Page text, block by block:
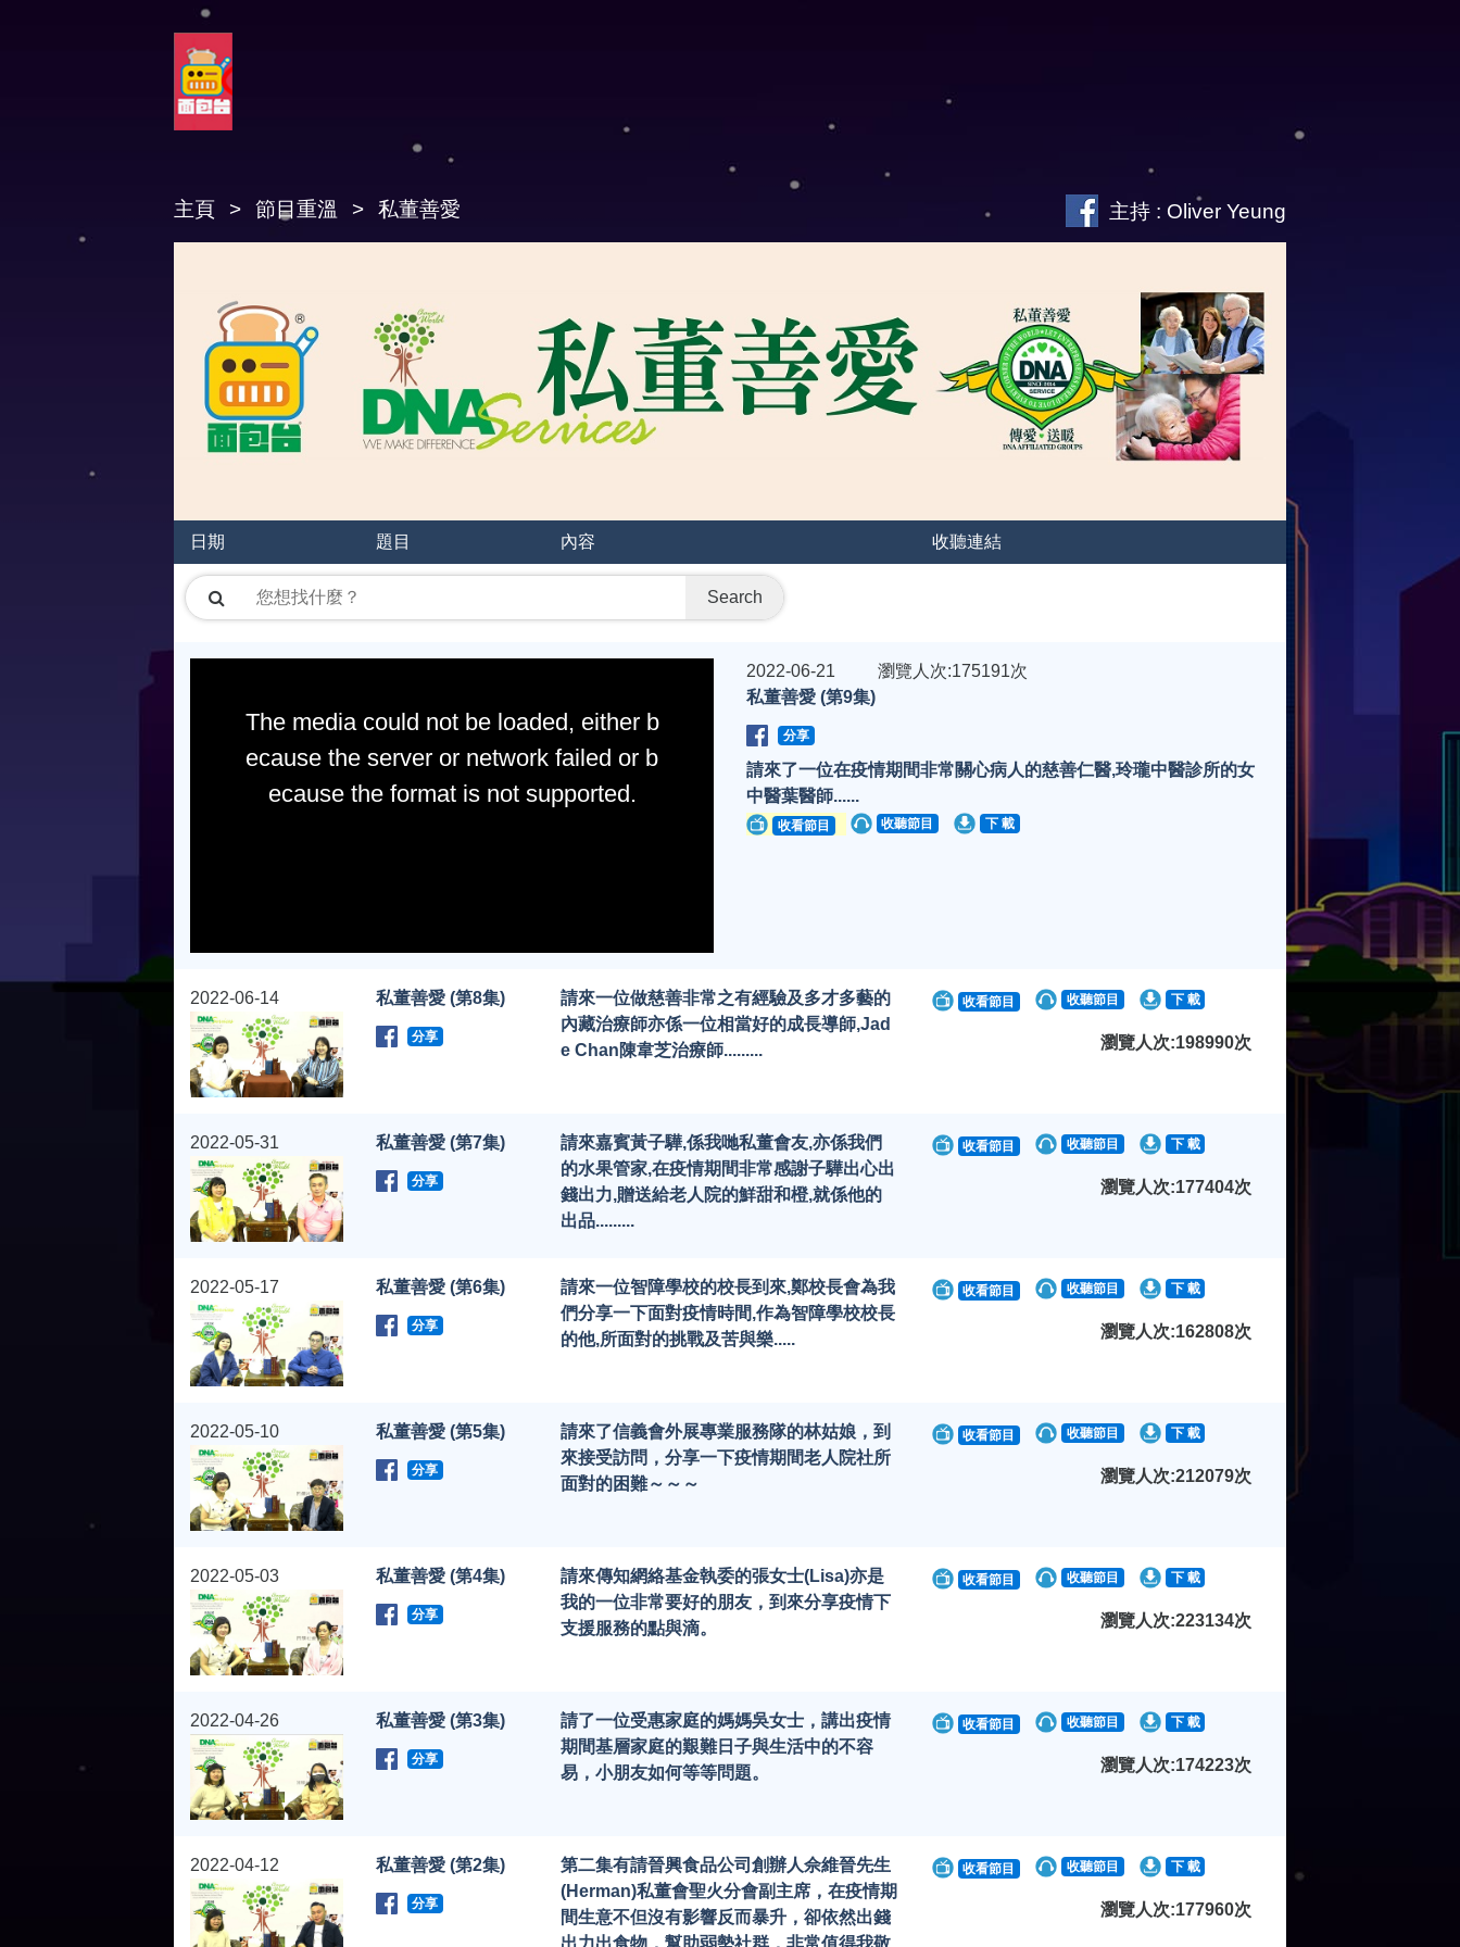
主頁 節目重溫 私董善愛 主持 : Oliver Yeung
日期 題目 內容 收聽連結
Search
The media could not be loaded, either b
ecause the server or network failed or b
ecause the format is not supported.
2022-06-21
瀏覽人次:175191次
私董善愛 (第9集)
分享
請來了一位在疫情期間非常關心病人的慈善仁醫,玲瓏中醫診所的女
中醫葉醫師......
收看節目 收聽節目 下 載
2022-06-14 私董善愛 (第8集)
分享
請來一位做慈善非常之有經驗及多才多藝的
內藏治療師亦係一位相當好的成長導師,Jad
e Chan陳韋芝治療師.........
收看節目 收聽節目 下 載
瀏覽人次:198990次
2022-05-31 私董善愛 (第7集)
分享
請來嘉賓黃子驊,係我哋私董會友,亦係我們
的水果管家,在疫情期間非常感謝子驊出心出
錢出力,贈送給老人院的鮮甜和橙,就係他的
出品.........
收看節目 收聽節目 下 載
瀏覽人次:177404次
2022-05-17 私董善愛 (第6集)
分享
請來一位智障學校的校長到來,鄭校長會為我
們分享一下面對疫情時間,作為智障學校校長
的他,所面對的挑戰及苦與樂.....
收看節目 收聽節目 下 載
瀏覽人次:162808次
2022-05-10 私董善愛 (第5集)
分享
請來了信義會外展專業服務隊的林姑娘，到
來接受訪問，分享一下疫情期間老人院社所
面對的困難～～～
收看節目 收聽節目 下 載
瀏覽人次:212079次
2022-05-03 私董善愛 (第4集)
分享
請來傳知網絡基金執委的張女士(Lisa)亦是
我的一位非常要好的朋友，到來分享疫情下
支援服務的點與滴。
收看節目 收聽節目 下 載
瀏覽人次:223134次
2022-04-26 私董善愛 (第3集)
分享
請了一位受惠家庭的媽媽吳女士，講出疫情
期間基層家庭的艱難日子與生活中的不容
易，小朋友如何等等問題。
收看節目 收聽節目 下 載
瀏覽人次:174223次
2022-04-12 私董善愛 (第2集)
分享
第二集有請晉興食品公司創辦人佘維晉先生
(Herman)私董會聖火分會副主席，在疫情期
間生意不但沒有影響反而暴升，卻依然出錢
收看節目 收聽節目 下 載
瀏覽人次:177960次